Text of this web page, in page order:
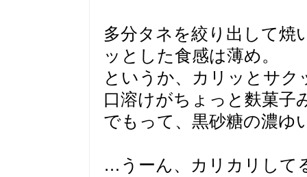
多分タネを絞り出して焼
ッとした食感は薄め。
というか、カリッとサク
口溶けがちょっと麩菓子
でもって、黒砂糖の濃ゆ
…うーん、カリカリして